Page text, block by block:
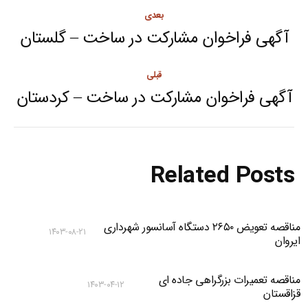
navigation
قبلی
Previous
آگهی فراخوان مشارکت در ساخت – کردستان
بعدی
Next
آگهی فراخوان مشارکت در ساخت – گلستان
Related Posts
مناقصه تعویض ۲۶۵۰ دستگاه آسانسور شهرداری
ایروان
۱۴۰۳-۰۸-۲۱
مناقصه تعمیرات بزرگراهی جاده ای
قزاقستان
۱۴۰۳-۰۴-۱۲